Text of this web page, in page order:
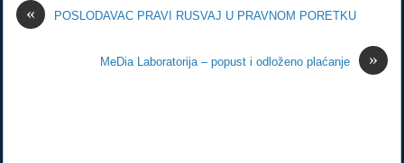
« POSLODAVAC PRAVI RUSVAJ U PRAVNOM PORETKU
»
MeDia Laboratorija – popust i odloženo plaćanje